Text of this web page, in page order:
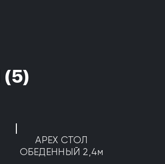
(5)
APEX СТОЛ
ОБЕДЕННЫЙ 2,4м